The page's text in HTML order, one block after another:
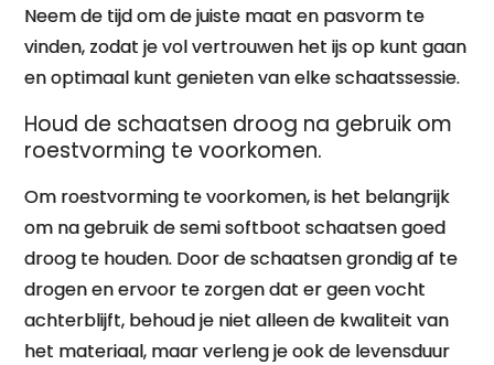
Neem de tijd om de juiste maat en pasvorm te
vinden, zodat je vol vertrouwen het ijs op kunt gaan
en optimaal kunt genieten van elke schaatssessie.
Houd de schaatsen droog na gebruik om
roestvorming te voorkomen.
Om roestvorming te voorkomen, is het belangrijk
om na gebruik de semi softboot schaatsen goed
droog te houden. Door de schaatsen grondig af te
drogen en ervoor te zorgen dat er geen vocht
achterblijft, behoud je niet alleen de kwaliteit van
het materiaal, maar verleng je ook de levensduur